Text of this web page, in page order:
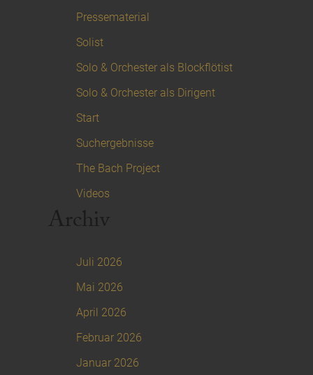
Pressematerial
Solist
Solo & Orchester als Blockflötist
Solo & Orchester als Dirigent
Start
Suchergebnisse
The Bach Project
Videos
Archiv
Juli 2026
Mai 2026
April 2026
Februar 2026
Januar 2026